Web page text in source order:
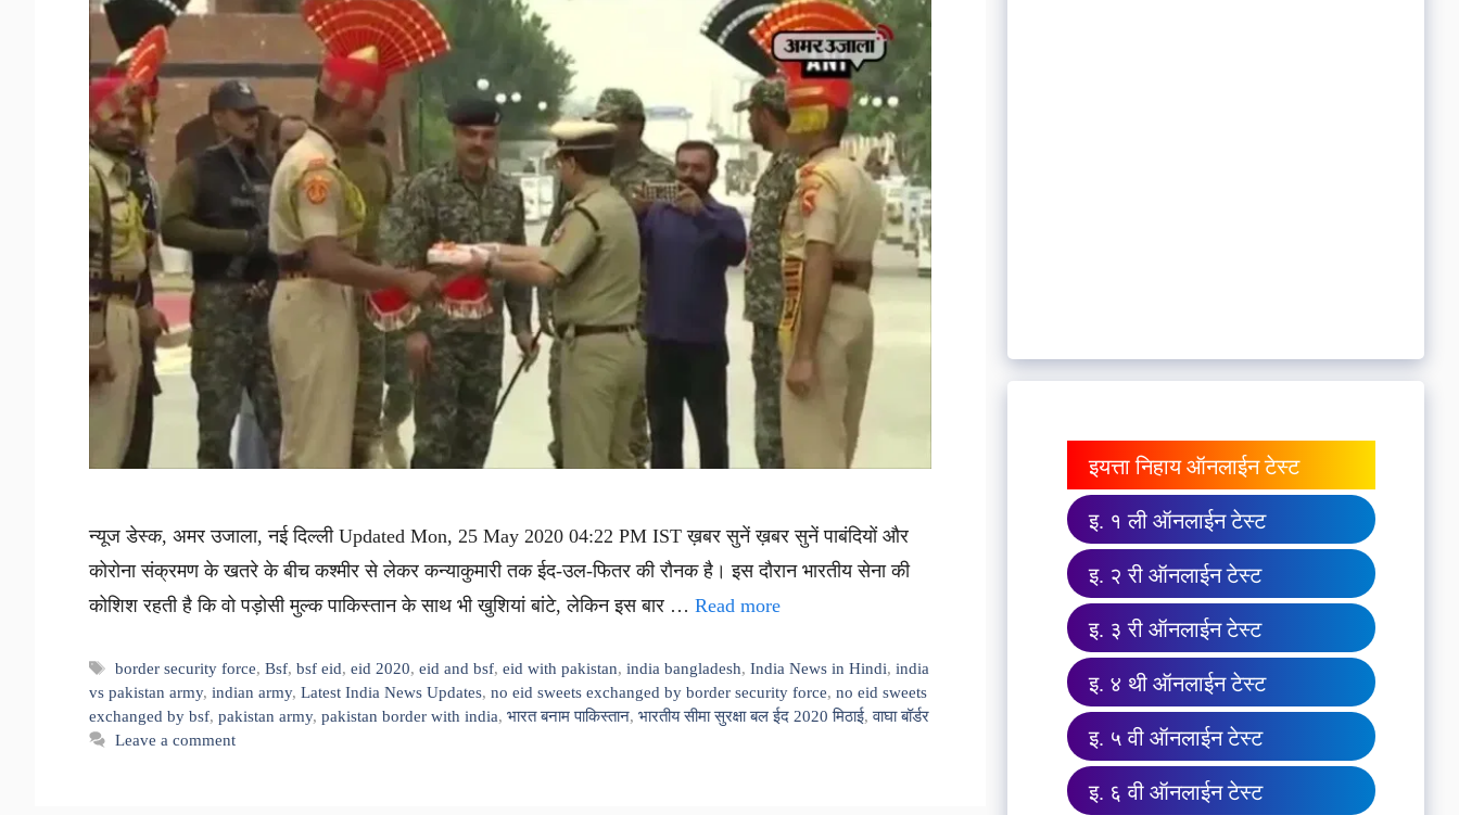
न्यूज डेस्क, अमर उजाला, नई दिल्ली Updated Mon, 25 May 2020 04:22 PM IST ख़बर सुनें ख़बर सुनें पाबंदियों और
कोरोना संक्रमण के खतरे के बीच कश्मीर से लेकर कन्याकुमारी तक ईद-उल-फितर की रौनक है। इस दौरान भारतीय सेना की
कोशिश रहती है कि वो पड़ोसी मुल्क पाकिस्तान के साथ भी खुशियां बांटे, लेकिन इस बार … Read more
Tags
border security force,Bsf,bsf eid,eid 2020,eid and bsf,eid with pakistan,india bangladesh,India News in Hindi,india
vs pakistan army, indian army, Latest India News Updates, no eid sweets exchanged by border security force, no eid sweets
exchanged by bsf, pakistan army, pakistan border with india, भारत बनाम पाकिस्तान, भारतीय सीमा सुरक्षा बल ईद 2020 मिठाई,वाघा बॉर्डर
Leave a comment
इयत्ता निहाय ऑनलाईन टेस्ट
इ. १ ली ऑनलाईन टेस्ट
इ. २ री ऑनलाईन टेस्ट
इ. ३ री ऑनलाईन टेस्ट
इ. ४ थी ऑनलाईन टेस्ट
इ. ५ वी ऑनलाईन टेस्ट
इ. ६ वी ऑनलाईन टेस्ट